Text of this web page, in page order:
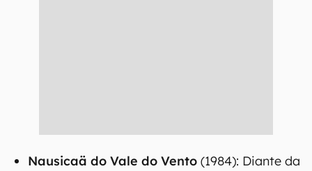
Nausicaä do Vale do Vento (1984): Diante da